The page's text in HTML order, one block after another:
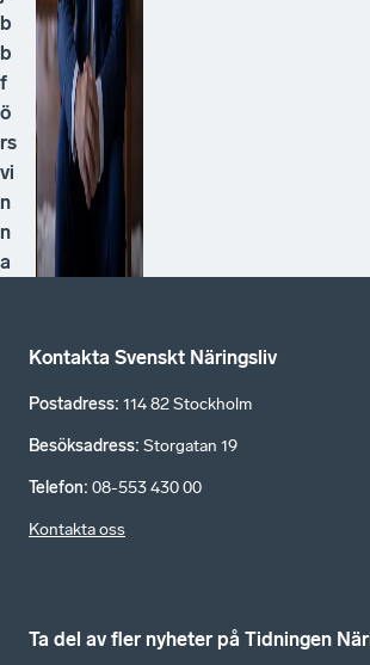
b
b
f
ö
rs
vi
n
n
a
Kontakta Svenskt Näringsliv
Postadress: 114 82 Stockholm
Besöksadress: Storgatan 19
Telefon: 08-553 430 00
Kontakta oss
Ta del av fler nyheter på Tidningen